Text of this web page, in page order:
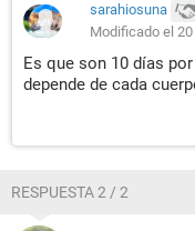
sarahiosuna
Modificado el
Es que son 10 días
depende de cada
RESPUESTA 2 / 2